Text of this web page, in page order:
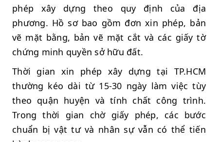
phép xây dựng theo quy định của địa
phương. Hồ sơ bao gồm đơn xin phép, bản
vẽ mặt bằng, bản vẽ mặt cắt và các giấy tờ
chứng minh quyền sở hữu đất.
Thời gian xin phép xây dựng tại TP.HCM
thường kéo dài từ 15-30 ngày làm việc tùy
theo quận huyện và tính chất công trình.
Trong thời gian chờ giấy phép, các bước
chuẩn bị vật tư và nhân sự vẫn có thể tiến